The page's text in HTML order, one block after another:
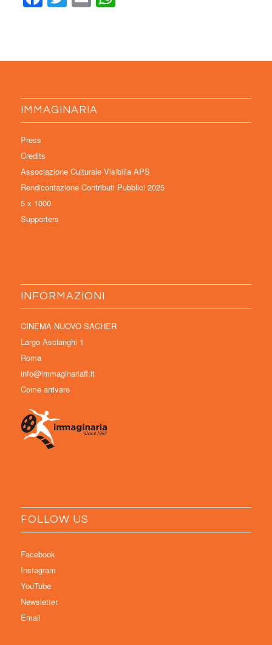
IMMAGINARIA
Press
Credits
Associazione Culturale Visibilia APS
Rendicontazione Contributi Pubblici 2025
5 x 1000
Supporters
INFORMAZIONI
CINEMA NUOVO SACHER
Largo Ascianghi 1
Roma
info@immaginariaff.it
Come arrivare
FOLLOW US
Facebook
Instagram
YouTube
Newsletter
Email